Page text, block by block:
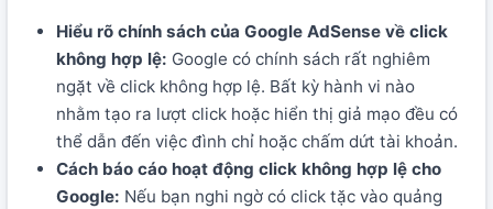
Hiểu rõ chính sách của Google AdSense về click
không hợp lệ: Google có chính sách rất nghiêm
ngặt về click không hợp lệ. Bất kỳ hành vi nào
nhằm tạo ra lượt click hoặc hiển thị giả mạo đều có
thể dẫn đến việc đình chỉ hoặc chấm dứt tài khoản.
Cách báo cáo hoạt động click không hợp lệ cho
Google: Nếu bạn nghi ngờ có click tặc vào quảng